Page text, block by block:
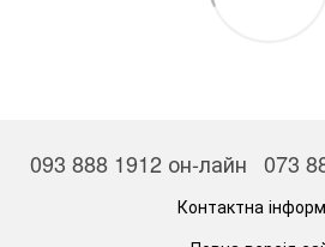
093 888 1912 он-лайн 073
Контактна